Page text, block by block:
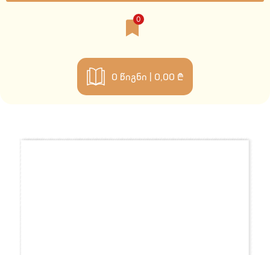
0
0 წიგნი | 0,00 ₾